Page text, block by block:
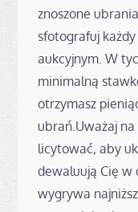
znoszone
sfotografuj
aukcyjnym. W
minimalną
otrzymasz
ubrań.Uważaj
licytować, aby
dewaluują Cię w
wygrywa